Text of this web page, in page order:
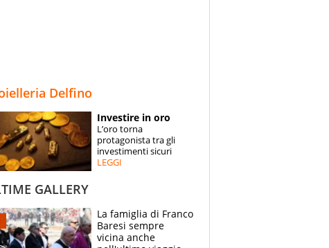
SPECIALI
ESPERTI
Delfino
Investire in oro
L’oro torna
protagonista tra gli
investimenti sicuri
LEGGI
GALLERY
La famiglia di Franco
Baresi sempre
vicina anche